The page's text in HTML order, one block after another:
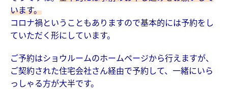
います。
コロナ禍ということもありますので基本的には予約をし
ていただく形にしています。
ご予約はショウルームのホームページから行えますが、
ご契約された住宅会社さん経由で予約して、一緒にいら
っしゃる方が大半です。